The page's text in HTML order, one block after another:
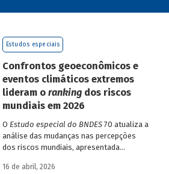
Estudos especiais
Confrontos geoeconômicos e
eventos climáticos extremos
lideram o ranking dos riscos
mundiais em 2026
O Estudo especial do BNDES70 atualiza a
análise das mudanças nas percepções
dos riscos mundiais, apresentada
dos relatórios Global Risks Report (GRR)
16 de abril, 2026